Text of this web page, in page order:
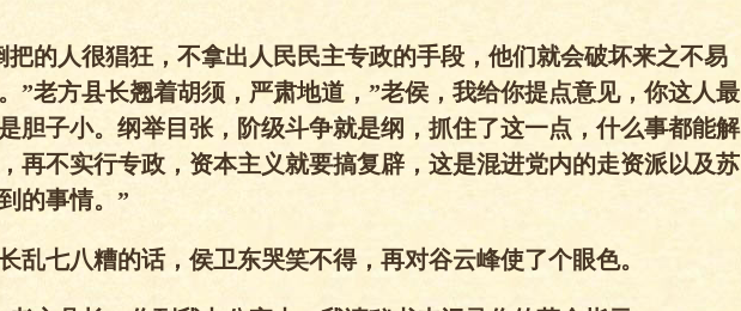
把的人很猖狂，不拿出人民民主专政的手段，他们就会破坏来之不易
”老方县长翘着胡须，严肃地道，”老侯，我给你提点意见，你这人最
胆子小。纲举目张，阶级斗争就是纲，抓住了这一点，什么事都能解
再不实行专政，资本主义就要搞复辟，这是混进党内的走资派以及苏
的事情。”
乱七八糟的话，侯卫东哭笑不得，再对谷云峰使了个眼色。